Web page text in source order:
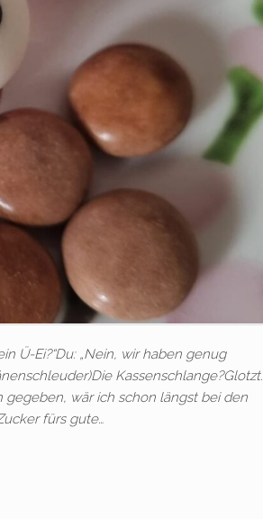
Ü-Ei?“Du: „Nein, wir haben genug
Kassenschlange?Glotzt.
gegeben, wär ich schon längst bei den
fürs gute…